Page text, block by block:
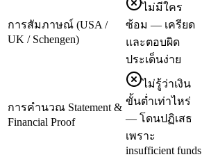
การสัมภาษณ์ (USA /
UK / Schengen)
ไม่มีใคร
ซ้อม — เครียด
และตอบผิด
ประเด็นง่าย
การคำนวณ Statement &
Financial Proof
ไม่รู้ว่าเงิน
ขั้นต่ำเท่าไหร่
— โดนปฏิเสธ
เพราะ
insufficient funds